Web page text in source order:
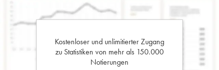
Kostenloser und unlimitierter Zugang
zu Statistiken von mehr als 150.000
Notierungen